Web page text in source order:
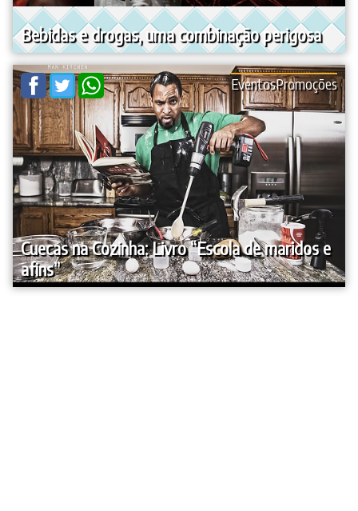
Bebidas e drogas, uma combinação perigosa
Cuecas na Cozinha: Livro “Escola de maridos e
afins”
EventosPromoções